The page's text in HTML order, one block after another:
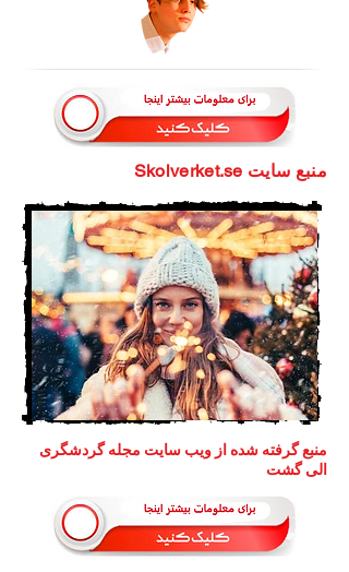
Skolverket.se منبع سایت
منبع گرفته شده از ویب سایت مجله گردشگری
الی گشت